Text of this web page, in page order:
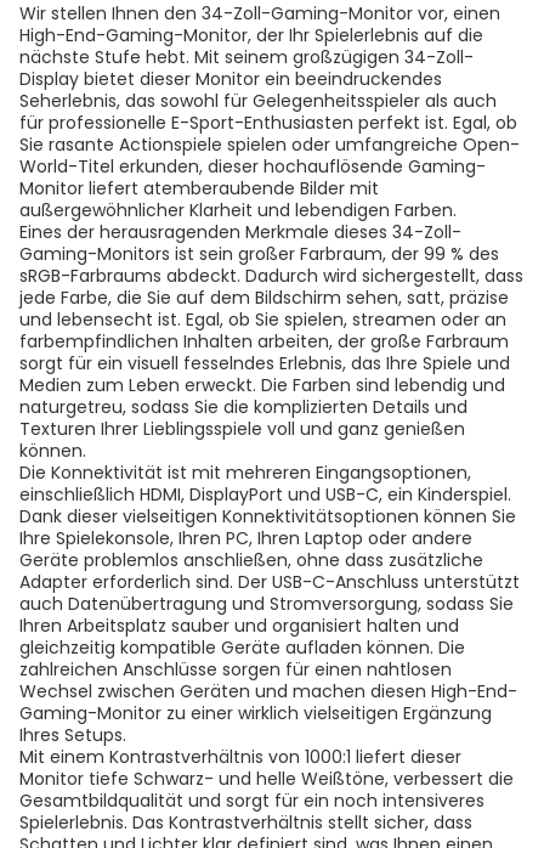
Wir stellen Ihnen den 34-Zoll-Gaming-Monitor vor, einen
High-End-Gaming-Monitor, der Ihr Spielerlebnis auf die
nächste Stufe hebt. Mit seinem großzügigen 34-Zoll-
Display bietet dieser Monitor ein beeindruckendes
Seherlebnis, das sowohl für Gelegenheitsspieler als auch
für professionelle E-Sport-Enthusiasten perfekt ist. Egal, ob
Sie rasante Actionspiele spielen oder umfangreiche Open-
World-Titel erkunden, dieser hochauflösende Gaming-
Monitor liefert atemberaubende Bilder mit
außergewöhnlicher Klarheit und lebendigen Farben.
Eines der herausragenden Merkmale dieses 34-Zoll-
Gaming-Monitors ist sein großer Farbraum, der 99 % des
sRGB-Farbraums abdeckt. Dadurch wird sichergestellt, dass
jede Farbe, die Sie auf dem Bildschirm sehen, satt, präzise
und lebensecht ist. Egal, ob Sie spielen, streamen oder an
farbempfindlichen Inhalten arbeiten, der große Farbraum
sorgt für ein visuell fesselndes Erlebnis, das Ihre Spiele und
Medien zum Leben erweckt. Die Farben sind lebendig und
naturgetreu, sodass Sie die komplizierten Details und
Texturen Ihrer Lieblingsspiele voll und ganz genießen
können.
Die Konnektivität ist mit mehreren Eingangsoptionen,
einschließlich HDMI, DisplayPort und USB-C, ein Kinderspiel.
Dank dieser vielseitigen Konnektivitätsoptionen können Sie
Ihre Spielekonsole, Ihren PC, Ihren Laptop oder andere
Geräte problemlos anschließen, ohne dass zusätzliche
Adapter erforderlich sind. Der USB-C-Anschluss unterstützt
auch Datenübertragung und Stromversorgung, sodass Sie
Ihren Arbeitsplatz sauber und organisiert halten und
gleichzeitig kompatible Geräte aufladen können. Die
zahlreichen Anschlüsse sorgen für einen nahtlosen
Wechsel zwischen Geräten und machen diesen High-End-
Gaming-Monitor zu einer wirklich vielseitigen Ergänzung
Ihres Setups.
Mit einem Kontrastverhältnis von 1000:1 liefert dieser
Monitor tiefe Schwarz- und helle Weißtöne, verbessert die
Gesamtbildqualität und sorgt für ein noch intensiveres
Spielerlebnis. Das Kontrastverhältnis stellt sicher, dass